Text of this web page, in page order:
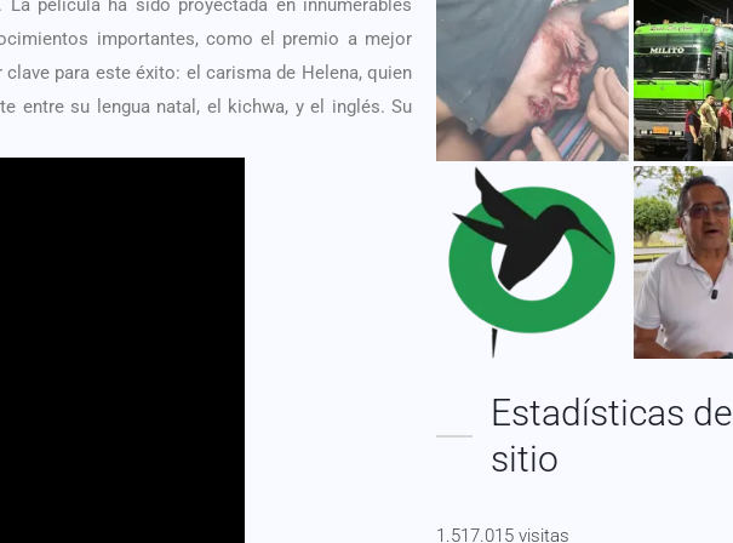
película ha sido proyectada en innumerables
importantes, como el premio a mejor
para este éxito: el carisma de Helena, quien
entre su lengua natal, el kichwa, y el inglés. Su
Estadísticas del
sitio
1.517.015 visitas